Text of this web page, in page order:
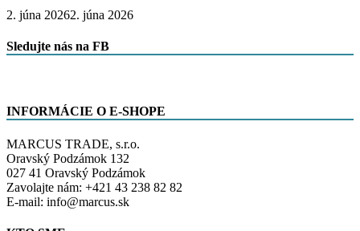
2. júna 20262. júna 2026
Sledujte nás na FB
INFORMÁCIE O E-SHOPE
MARCUS TRADE, s.r.o.
Oravský Podzámok 132
027 41 Oravský Podzámok
Zavolajte nám: +421 43 238 82 82
E-mail: info@marcus.sk